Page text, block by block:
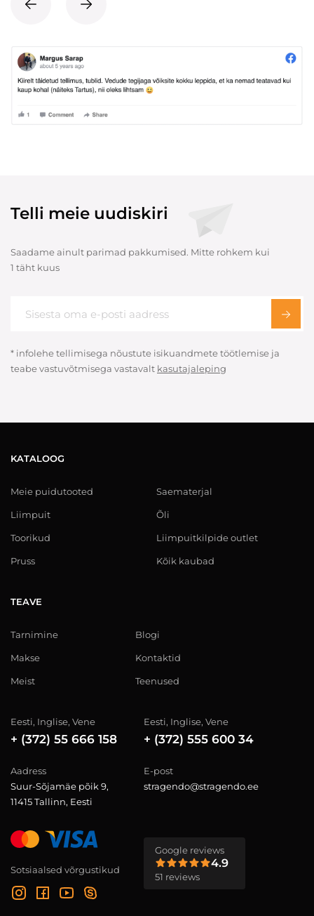
Telli meie uudiskiri
Saadame ainult parimad pakkumised. Mitte rohkem kui
1 täht kuus
* infolehe tellimisega nõustute isikuandmete töötlemise ja
teabe vastuvõtmisega vastavalt kasutajaleping
KATALOOG
Meie puidutooted
Liimpuit
Toorikud
Pruss
Saematerjal
Õli
Liimpuitkilpide outlet
Kõik kaubad
TEAVE
Tarnimine
Makse
Meist
Blogi
Kontaktid
Teenused
Eesti, Inglise, Vene
+ (372) 55 666 158
Eesti, Inglise, Vene
+ (372) 555 600 34
Aadress
Suur-Sõjamäe põik 9,
11415 Tallinn, Eesti
E-post
stragendo@stragendo.ee
Sotsiaalsed võrgustikud
Google reviews
4.9
51 reviews